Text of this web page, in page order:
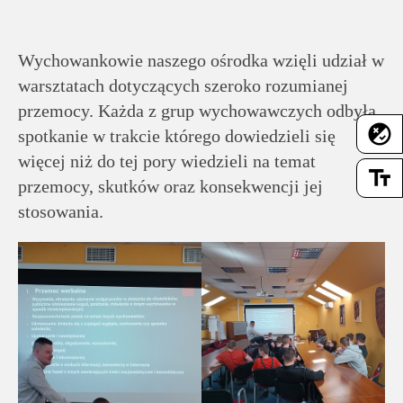
flaky
text_fields
Dla
pracowników
Historia
Wirtualny
Mapa
strony
Deklaracja
dostępności
Wychowankowie naszego ośrodka wzięli udział w
warsztatach dotyczących szeroko rozumianej
przemocy. Każda z grup wychowawczych odbyła
spotkanie w trakcie którego dowiedzieli się
więcej niż do tej pory wiedzieli na temat
przemocy, skutków oraz konsekwencji jej
stosowania.